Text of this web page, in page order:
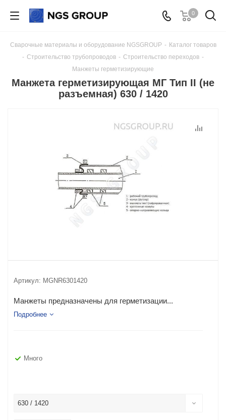
0
Сварочные материалы и оборудование NGSGROUP - Каталог товаров
- Строительство трубопроводов - Строительство переходов -
Манжеты герметизирующие
Манжета герметизирующая МГ Тип II (не
разъемная) 630 / 1420
Артикул: MGNR6301420
Манжеты предназначены для герметизации...
Подробнее
Много
630 / 1420